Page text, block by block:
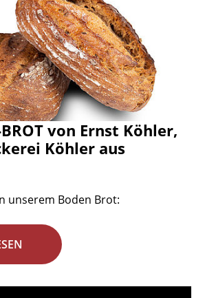
BROT von Ernst Köhler,
Köhler aus
unserem Boden Brot: